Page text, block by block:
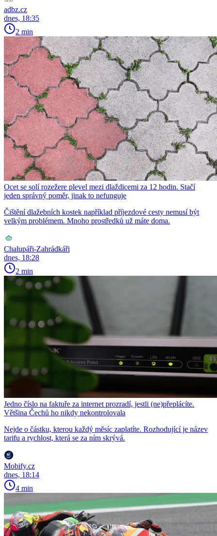
adbz.cz
dnes, 18:35
2 min
Ocet se solí rozežere plevel mezi dlaždicemi za 12 hodin. Stačí
jeden správný poměr, jinak to nefunguje
Čištění dlažebních kostek například příjezdové cesty nemusí být
velkým problémem. Mnoho prostředků už máte doma.
Chalupáři-Zahrádkáři
dnes, 18:28
2 min
Jedno číslo na faktuře za internet prozradí, jestli (ne)přeplácíte.
Většina Čechů ho nikdy nekontrolovala
Nejde o částku, kterou každý měsíc zaplatíte. Rozhodující je název
tarifu a rychlost, která se za ním skrývá.
Mobify.cz
dnes, 18:14
4 min